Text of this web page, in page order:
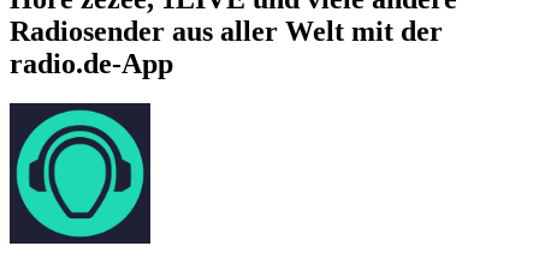
Radiosender aus aller Welt mit der
radio.de-App